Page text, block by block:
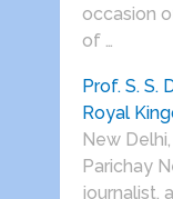
occasion
of …
Prof. S. S.
Royal
New
Parichay
journalist,